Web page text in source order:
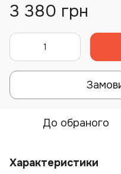
3 380 грн
До обраного
Характеристики